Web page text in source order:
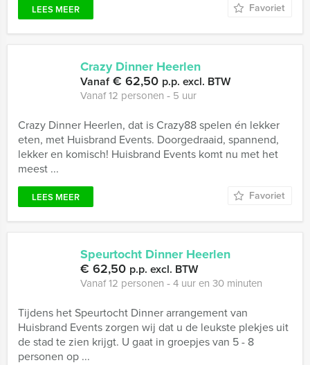
LEES MEER Favoriet
Crazy Dinner Heerlen
Vanaf€ 62,50 p.p. excl. BTW
Vanaf 12 personen ‐ 5 uur
Crazy Dinner Heerlen, dat is Crazy88 spelen én lekker
eten, met Huisbrand Events. Doorgedraaid, spannend,
lekker en komisch! Huisbrand Events komt nu met het
meest ...
LEES MEER Favoriet
Speurtocht Dinner Heerlen
€ 62,50 p.p. excl. BTW
Vanaf 12 personen ‐ 4 uur en 30 minuten
Tijdens het Speurtocht Dinner arrangement van
Huisbrand Events zorgen wij dat u de leukste plekjes uit
de stad te zien krijgt. U gaat in groepjes van 5 - 8
personen op ...